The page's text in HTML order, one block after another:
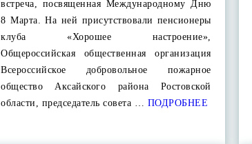
встреча, посвященная Международному Дню
8 Марта. На ней присутствовали пенсионеры
клуба «Хорошее настроение»,
Общероссийская общественная организация
Всероссийское добровольное пожарное
общество Аксайского района Ростовской
области, председатель совета … ПОДРОБНЕЕ